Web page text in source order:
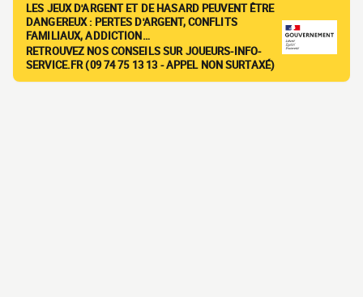
LES JEUX D'ARGENT ET DE HASARD PEUVENT ÊTRE
DANGEREUX : PERTES D'ARGENT, CONFLITS
FAMILIAUX, ADDICTION…
RETROUVEZ NOS CONSEILS SUR JOUEURS-INFO-
SERVICE.FR (09 74 75 13 13 - APPEL NON SURTAXÉ)